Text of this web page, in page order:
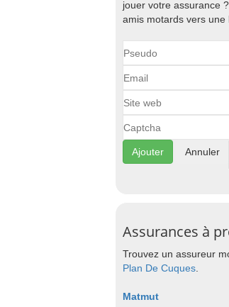
jouer votre assurance
amis motards vers une
Annuler
Assurances à
Trouvez un assureur
Plan De Cuques
Matmut